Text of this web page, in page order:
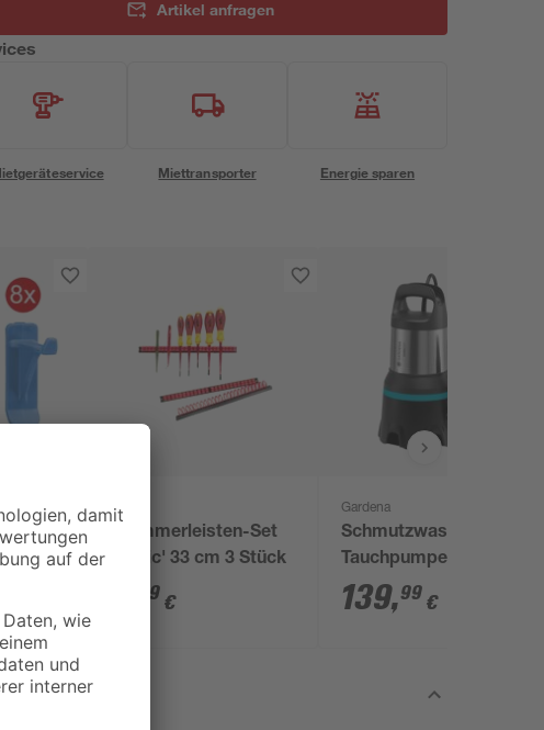
Artikel anfragen
Miettransporter Energie sparen
Set
8 x
Parat
Klammerleisten-Set
'Basic' 33 cm 3 Stück
99 €
Gardena
Schmutzwasser-
Tauchpumpe '20000'
750 W 20000 l/h
139,99 €